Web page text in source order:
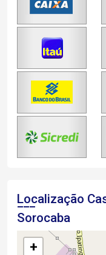
Localização
Sorocaba
+